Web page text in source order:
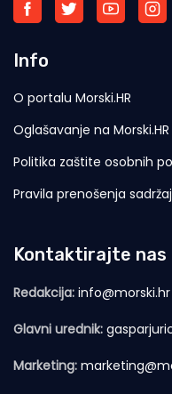
Info
O portalu Morski.HR
Oglašavanje na Morski.HR
Politika zaštite osobnih
Pravila prenošenja
Kontaktirajte nas
Redakcija: info@morski.hr
Glavni urednik:
Marketing: